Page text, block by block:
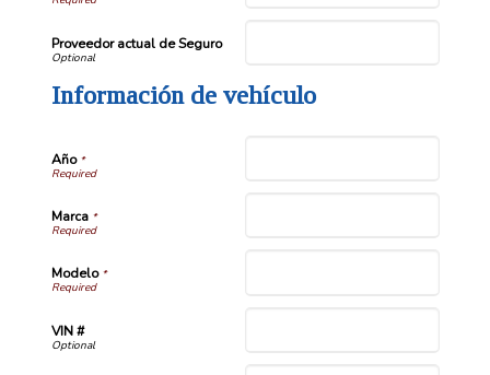
Proveedor actual de Seguro
Información de vehículo
Año*
Marca*
Modelo*
VIN #